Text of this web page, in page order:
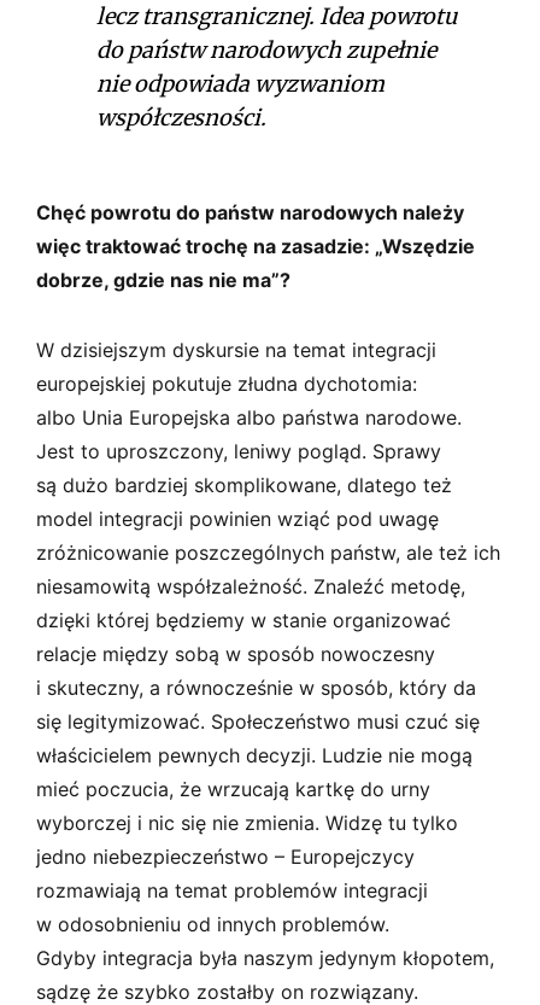
lecz transgranicznej. Idea powrotu
do państw narodowych zupełnie
nie odpowiada wyzwaniom
współczesności.
Chęć powrotu do państw narodowych należy
więc traktować trochę na zasadzie: „Wszędzie
dobrze, gdzie nas nie ma”?
W dzisiejszym dyskursie na temat integracji
europejskiej pokutuje złudna dychotomia:
albo Unia Europejska albo państwa narodowe.
Jest to uproszczony, leniwy pogląd. Sprawy
są dużo bardziej skomplikowane, dlatego też
model integracji powinien wziąć pod uwagę
zróżnicowanie poszczególnych państw, ale też ich
niesamowitą współzależność. Znaleźć metodę,
dzięki której będziemy w stanie organizować
relacje między sobą w sposób nowoczesny
i skuteczny, a równocześnie w sposób, który da
się legitymizować. Społeczeństwo musi czuć się
właścicielem pewnych decyzji. Ludzie nie mogą
mieć poczucia, że wrzucają kartkę do urny
wyborczej i nic się nie zmienia. Widzę tu tylko
jedno niebezpieczeństwo – Europejczycy
rozmawiają na temat problemów integracji
w odosobnieniu od innych problemów.
Gdyby integracja była naszym jedynym kłopotem,
sądzę że szybko zostałby on rozwiązany.